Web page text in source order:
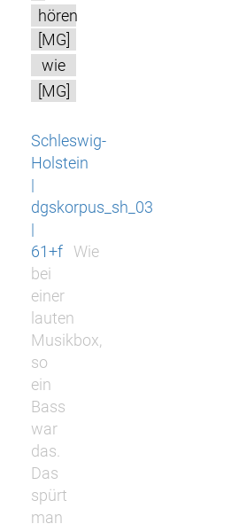
hören
[MG]
wie
[MG]
Schleswig-
Holstein
|
dgskorpus_sh_03
|
61+f
Wie
bei
einer
lauten
Musikbox,
so
ein
Bass
war
das.
Das
spürt
man